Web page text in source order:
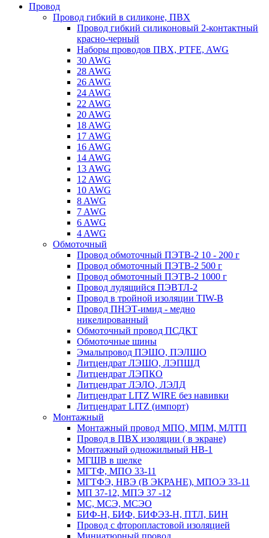
Провод
Провод гибкий в силиконе, ПВХ
Провод гибкий силиконовый 2-контактный
красно-черный
Наборы проводов ПВХ, PTFE, AWG
30 AWG
28 AWG
26 AWG
24 AWG
22 AWG
20 AWG
18 AWG
17 AWG
16 AWG
14 AWG
13 AWG
12 AWG
10 AWG
8 AWG
7 AWG
6 AWG
4 AWG
Обмоточный
Провод обмоточный ПЭТВ-2 10 - 200 г
Провод обмоточный ПЭТВ-2 500 г
Провод обмоточный ПЭТВ-2 1000 г
Провод лудящийся ПЭВТЛ-2
Провод в тройной изоляции TIW-B
Провод ПНЭТ-имид - медно
никелированный
Обмоточный провод ПСДКТ
Обмоточные шины
Эмальпровод ПЭШО, ПЭЛШО
Литцендрат ЛЭШО, ЛЭПШД
Литцендрат ЛЭПКО
Литцендрат ЛЭЛО, ЛЭЛД
Литцендрат LITZ WIRE без навивки
Литцендрат LITZ (импорт)
Монтажный
Монтажный провод МПО, МПМ, МЛТП
Провод в ПВХ изоляции ( в экране)
Монтажный одножильный HB-1
МГШВ в шелке
МГТФ, МПО 33-11
МГТФЭ, НВЭ (В ЭКРАНЕ), МПОЭ 33-11
МП 37-12, МПЭ 37 -12
МС, МСЭ, МСЭО
БИФ-Н, БИФ, БИФЭЗ-Н, ПТЛ, БИН
Провод с фторопластовой изоляцией
Миниатюрный провод